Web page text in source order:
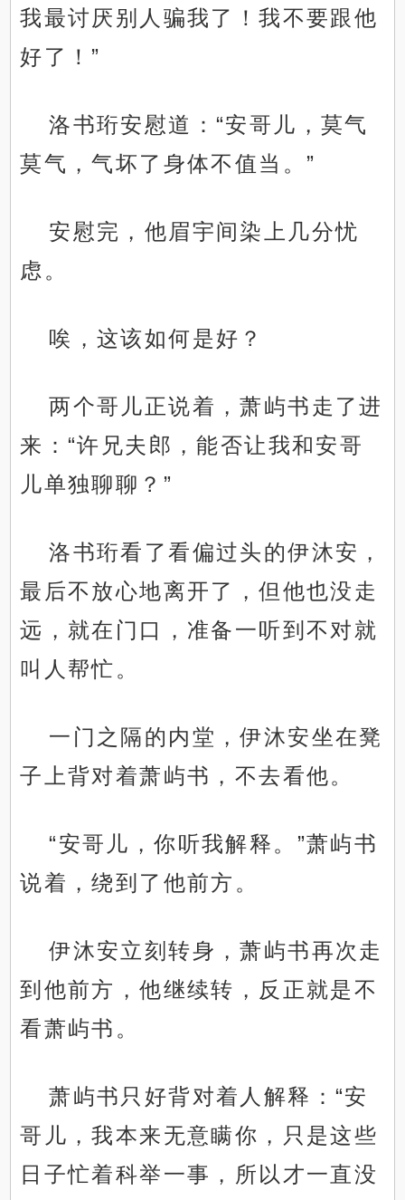
我最讨厌别人骗我了！我不要跟他
好了！”
洛书珩安慰道：“安哥儿，莫气
莫气，气坏了身体不值当。”
安慰完，他眉宇间染上几分忧
虑。
唉，这该如何是好？
两个哥儿正说着，萧屿书走了进
来：“许兄夫郎，能否让我和安哥
儿单独聊聊？”
洛书珩看了看偏过头的伊沐安，
最后不放心地离开了，但他也没走
远，就在门口，准备一听到不对就
叫人帮忙。
一门之隔的内堂，伊沐安坐在凳
子上背对着萧屿书，不去看他。
“安哥儿，你听我解释。”萧屿书
说着，绕到了他前方。
伊沐安立刻转身，萧屿书再次走
到他前方，他继续转，反正就是不
看萧屿书。
萧屿书只好背对着人解释：“安
哥儿，我本来无意瞒你，只是这些
日子忙着科举一事，所以才一直没